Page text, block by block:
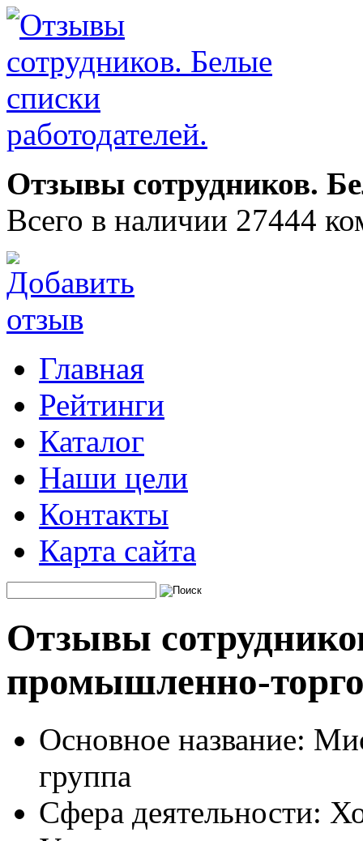
Отзывы сотрудников.
Всего в наличии 27444
Главная
Рейтинги
Каталог
Наши цели
Контакты
Карта сайта
Отзывы
промышленно-
Основное название:
группа
Сфера деятельности: